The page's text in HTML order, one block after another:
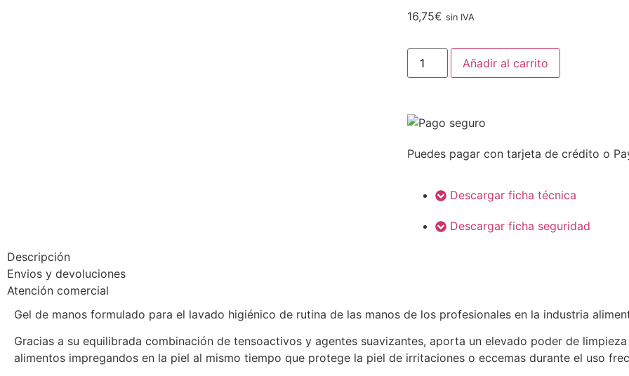
16,75€ sin IVA
Añadir al carrito
Puedes pagar con tarjeta de crédito o
Descargar ficha técnica
Descargar ficha seguridad
Descripción
Envios y devoluciones
Atención comercial
Gel de manos formulado para el lavado higiénico de rutina de las manos de los profesionales en la industria
Gracias a su equilibrada combinación de tensoactivos y agentes suavizantes, aporta un elevado poder de
alimentos impregandos en la piel al mismo tiempo que protege la piel de irritaciones o eccemas durante el uso